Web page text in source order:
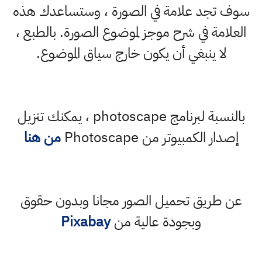
سوف تجد علامة في الصورة ، وستساعدك هذه
العلامة في شرح موجز لموضوع الصورة. بالطبع ،
لا ينبغي أن يكون خارج سياق الموضوع.
بالنسبة لبرنامج photoscape ، يمكنك تنزيل
إصدار الكمبيوتر من Photoscape
من هنا
عن طريق تحميل الصور مجانا وبدون حقوق
وبجودة عالية منPixabay